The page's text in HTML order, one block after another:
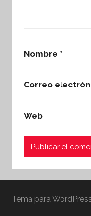
Nombre *
Correo
Web
Tema para